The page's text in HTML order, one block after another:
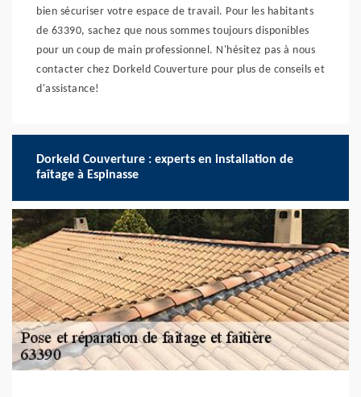
bien sécuriser votre espace de travail. Pour les habitants
de 63390, sachez que nous sommes toujours disponibles
pour un coup de main professionnel. N'hésitez pas à nous
contacter chez Dorkeld Couverture pour plus de conseils et
d'assistance!
Dorkeld Couverture : experts en installation de
faîtage à Espinasse